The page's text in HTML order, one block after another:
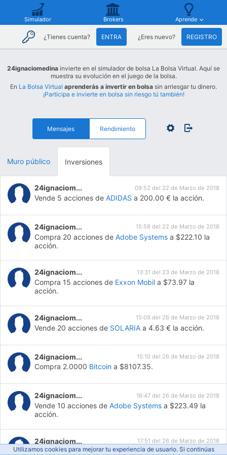
Simulador Brokers Aprende
¿Tienes cuenta? ENTRA ¿Eres nuevo? REGISTRO
24ignaciomedina invierte en el simulador de bolsa La Bolsa Virtual. Aquí se
muestra su evolución en el juego de la bolsa.
En La Bolsa Virtual aprenderás a invertir en bolsa sin arriesgar tu dinero.
¡Participa e invierte en bolsa sin riesgo tú también!
Mensajes Rendimiento
Muro público Inversiones
24ignaciom... 09:52 del 22 de Marzo de 2018
Vende 5 acciones deADIDAS a 200.00 € la acción.
24ignaciom... 15:58 del 22 de Marzo de 2018
Compra 20 acciones deAdobe Systems a $222.10 la
acción.
24ignaciom... 13:31 del 23 de Marzo de 2018
Compra 15 acciones de Exxon Mobil a $73.97 la
acción.
24ignaciom... 15:09 del 26 de Marzo de 2018
Vende 20 acciones de SOLARIA a 4.63 € la acción.
24ignaciom... 15:10 del 26 de Marzo de 2018
Compra 2.0000 Bitcoin a $8107.35.
24ignaciom... 16:47 del 26 de Marzo de 2018
Vende 10 acciones deAdobe Systems a $223.49 la
acción.
24ignaciom... 17:51 del 26 de Marzo de 2018
Compra 10 acciones deAdobe Systemsa $224.06 la
Utilizamos cookies para mejorar tu experiencia de usuario. Si continúas